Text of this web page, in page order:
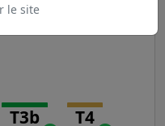
T3b T4
le site